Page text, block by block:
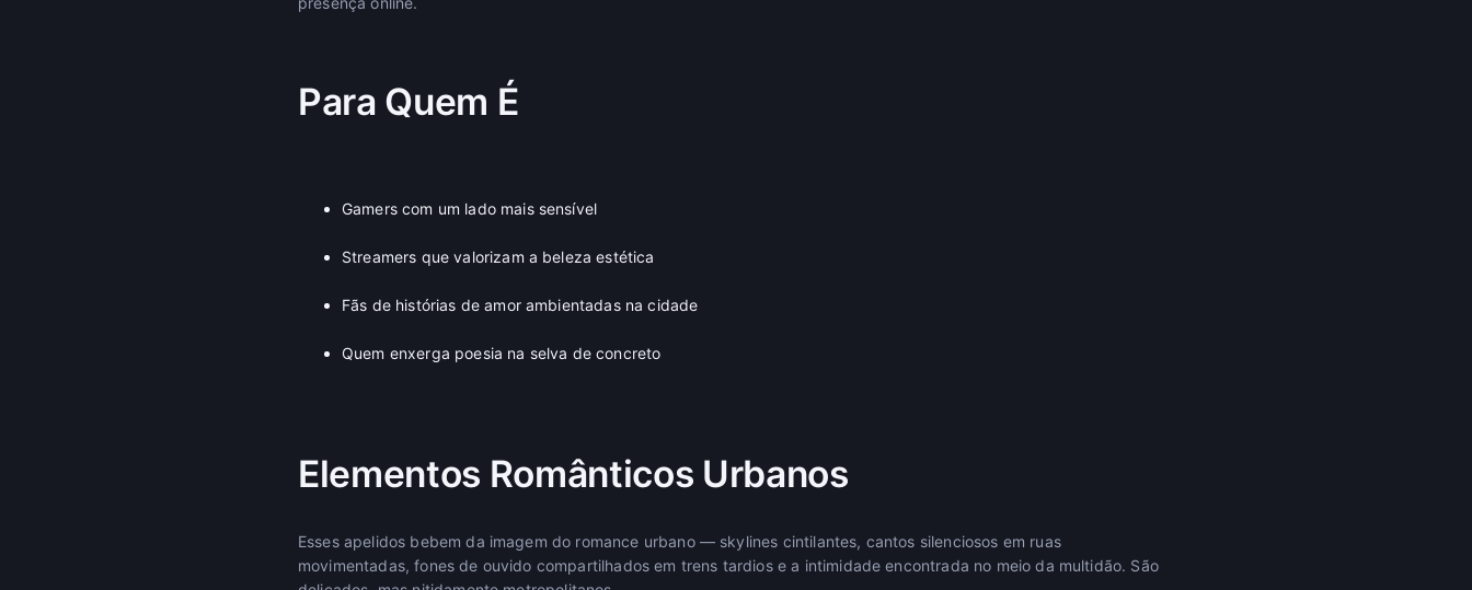
Para Quem É
Gamers com um lado mais sensível
Streamers que valorizam a beleza estética
Fãs de histórias de amor ambientadas na cidade
Quem enxerga poesia na selva de concreto
Elementos Românticos Urbanos
Esses apelidos bebem da imagem do romance urbano — skylines cintilantes, cantos silenciosos em ruas
movimentadas, fones de ouvido compartilhados em trens tardios e a intimidade encontrada no meio da multidão. São